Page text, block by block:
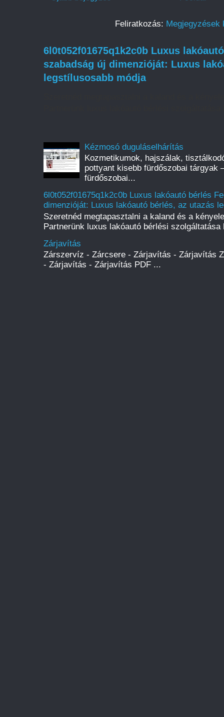
Feliratkozás: Megjegyzések
6l0t052f01675q1k2c0b Luxus
szabadság új dimenzióját: Luxus
legstílusosabb módja
Kézmosó duguláselhárítás
Kozmetikumok, hajszálak,
pottyant kisebb fürdőszobai tárgyak
fürdőszobai...
6l0t052f01675q1k2c0b Luxus lakóautó bérlés
dimenzióját: Luxus lakóautó bérlés, az utazás
Szeretnéd megtapasztalni a kaland és a
Partnerünk luxus lakóautó bérlési
Zárjavítás
Zárszervíz - Zárcsere - Zárjavítás - Zárjavítás
- Zárjavítás - Zárjavítás PDF ...